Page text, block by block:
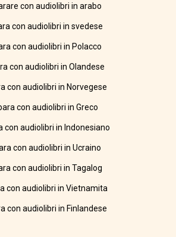
con audiolibri in arabo
con audiolibri in svedese
con audiolibri in Polacco
con audiolibri in Olandese
con audiolibri in Norvegese
con audiolibri in Greco
con audiolibri in Indonesiano
con audiolibri in Ucraino
con audiolibri in Tagalog
con audiolibri in Vietnamita
con audiolibri in Finlandese